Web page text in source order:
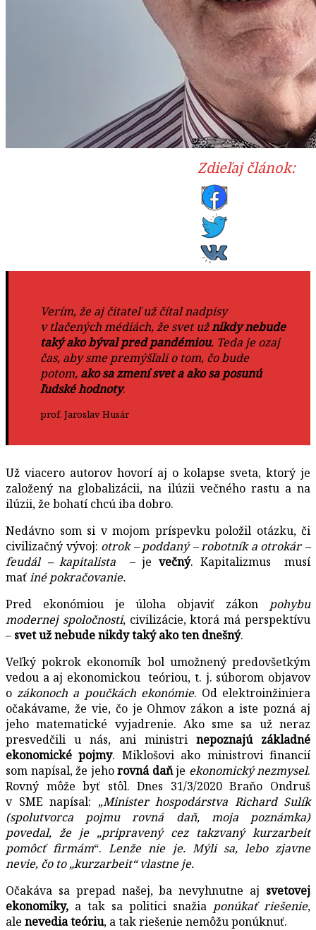
Zdieľaj článok:
Verím, že aj čitateľ už čítal nadpisy
v tlačených médiách, že svet užnikdy nebude
taký ako býval pred pandémiou. Teda je ozaj
čas, aby sme premýšľali o tom, čo bude
potom, ako sa zmení svet a ako sa posunú
ľudské hodnoty.
prof. Jaroslav Husár
Už viacero autorov hovorí aj o kolapse sveta, ktorý je
založený na globalizácii, na ilúzii večného rastu a na
ilúzii, že bohatí chcú iba dobro.
Nedávno som si v mojom príspevku položil otázku, či
civilizačný vývoj: otrok – poddaný – robotník a otrokár –
feudál – kapitalista – jevečný. Kapitalizmus musí
maťiné pokračovanie.
Pred ekonómiou je úloha objaviť zákon pohybu
modernej spoločnosti, civilizácie, ktorá má perspektívu
– svet už nebude nikdy taký ako ten dnešný.
Veľký pokrok ekonomík bol umožnený predovšetkým
vedou a aj ekonomickou teóriou, t. j. súborom objavov
ozákonoch a poučkách ekonómie. Od elektroinžiniera
očakávame, že vie, čo je Ohmov zákon a iste pozná aj
jeho matematické vyjadrenie. Ako sme sa už neraz
presvedčili u nás, ani ministri nepoznajú základné
ekonomické pojmy. Miklošovi ako ministrovi financií
som napísal, že jehorovná daňje ekonomický nezmysel.
Rovný môže byť stôl. Dnes 31/3/2020 Braňo Ondruš
v SME napísal: „Minister hospodárstva Richard Sulík
(spolutvorca pojmu rovná daň, moja poznámka)
povedal, že je „pripravený cez takzvaný kurzarbeit
pomôcť firmám“.Lenže nie je. Mýli sa, lebo zjavne
nevie, čo to „kurzarbeit“ vlastne je.
Očakáva sa prepad našej, ba nevyhnutne aj svetovej
ekonomiky, a tak sa politici snažia ponúkať riešenie,
ale nevedia teóriu, a tak riešenie nemôžu ponúknuť.